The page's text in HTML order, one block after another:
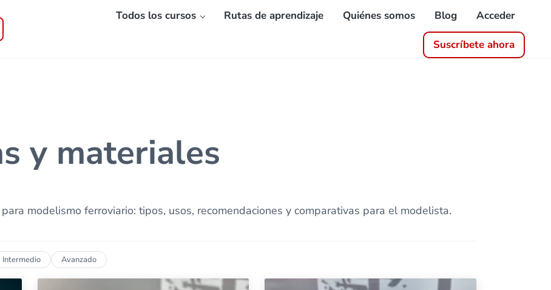
Todos los cursos Rutas de aprendizaje Quiénes somos Blog Acceder
Suscríbete ahora
y materiales
modelismo ferroviario: tipos, usos, recomendaciones y comparativas para el modelista.
Intermedio Avanzado